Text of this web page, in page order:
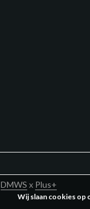
DMWS x Plus+
Wij slaan cookies op